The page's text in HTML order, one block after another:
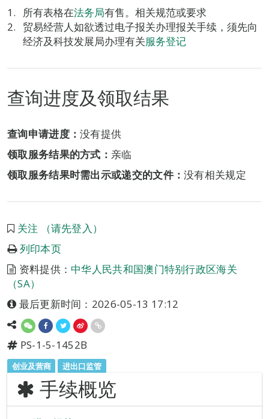
所有表格在法务局有售。相关规范或要求
贸易经营人如欲透过电子报关办理报关手续，须先向
经济及科技发展局办理有关服务登记
查询进度及领取结果
查询申请进度：没有提供
领取服务结果的方式： 亲临
领取服务结果时需出示或递交的文件：没有相关规定
关注 （请先登入）
列印本页
资料提供： 中华人民共和国澳门特别行政区海关
（SA）
最后更新时间：2026-05-13 17:12
PS-1-5-1452B
创业及营商 进出口监管
手续概览